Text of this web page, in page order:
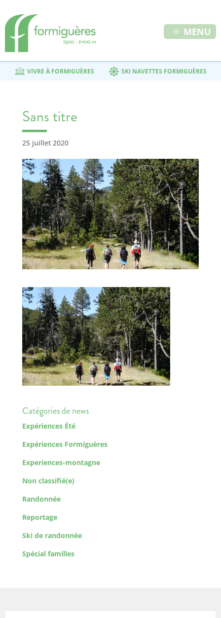
MENU
VIVRE À FORMIGUÈRES SKI NAVETTES FORMIGUÈRES
Sans titre
25 juillet 2020
Catégories de news
Expériences Été
Expériences Formiguères
Experiences-montagne
Non classifié(e)
Randonnée
Reportage
Ski de randonnée
Spécial familles